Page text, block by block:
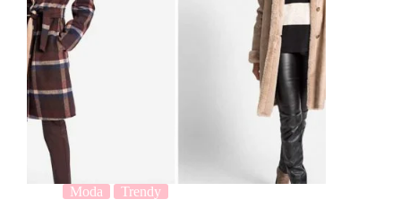
Moda Trendy